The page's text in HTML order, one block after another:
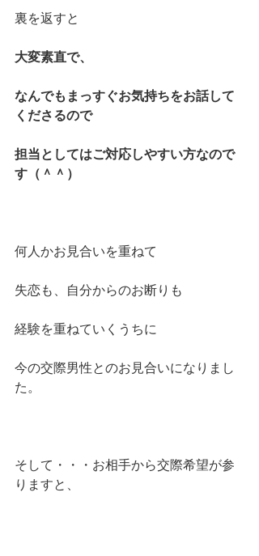
裏を返すと
大変素直で、
なんでもまっすぐお気持ちをお話して
くださるので
担当としてはご対応しやすい方なので
す（＾＾）
何人かお見合いを重ねて
失恋も、自分からのお断りも
経験を重ねていくうちに
今の交際男性とのお見合いになりまし
た。
そして・・・お相手から交際希望が参
りますと、